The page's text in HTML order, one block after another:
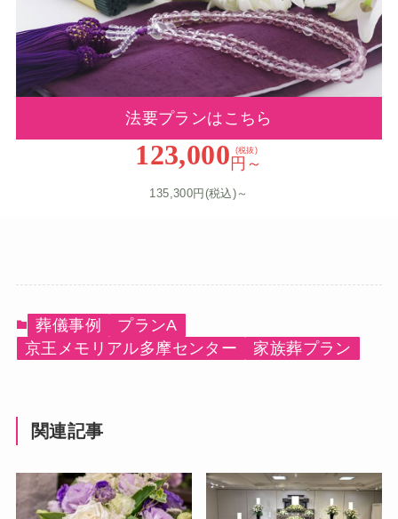
法要プランはこちら
123,000 (税抜)
円～
135,300円(税込)～
葬儀事例
プランA
京王メモリアル多摩センター
家族葬プラン
関連記事